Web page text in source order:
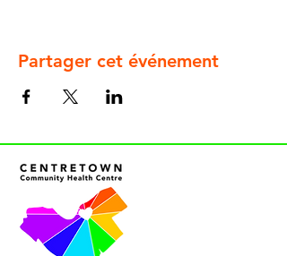
Partager cet événement